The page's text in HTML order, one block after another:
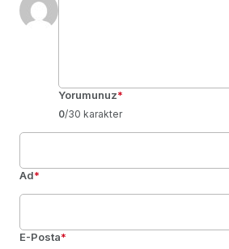
Yorumunuz*
0/30 karakter
Ad*
E-Posta*